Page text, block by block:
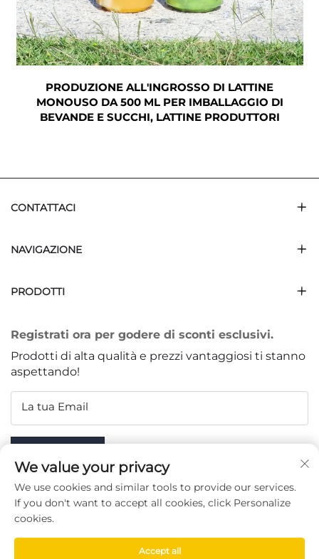
PRODUZIONE ALL'INGROSSO DI LATTINE
MONOUSO DA 500 ML PER IMBALLAGGIO DI
BEVANDE E SUCCHI, LATTINE PRODUTTORI
CONTATTACI
NAVIGAZIONE
PRODOTTI
Registrati ora per godere di sconti esclusivi.
Prodotti di alta qualità e prezzi vantaggiosi ti stanno
aspettando!
La tua Email
SEGUICI
We value your privacy
We use cookies and similar tools to provide our services.
If you don't want to accept all cookies, click Personalize
cookies.
Accept all